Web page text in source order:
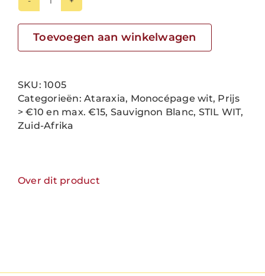
Ataraxia
Blanc
Toevoegen aan winkelwagen
SKU:1005
Categorieën:Ataraxia, Monocépage wit, Prijs
> €10 en max. €15, Sauvignon Blanc, STIL WIT,
Zuid-Afrika
Over dit product